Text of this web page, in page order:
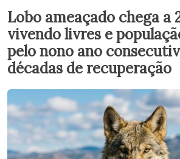
Lobo ameaçado chega a
vivendo livres e
pelo nono ano
décadas de recuperação